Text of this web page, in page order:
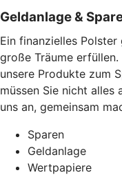
Geldanlage &
Ein finanzielles
große Träume
unsere Produkte zum
müssen Sie nicht alles
uns an, gemeinsam
Sparen
Geldanlage
Wertpapiere